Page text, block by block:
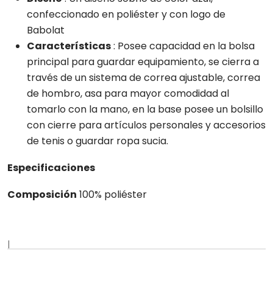
confeccionado en poliéster y con logo de
Babolat
Características: Posee capacidad en la bolsa
principal para guardar equipamiento, se cierra a
través de un sistema de correa ajustable, correa
de hombro, asa para mayor comodidad al
tomarlo con la mano, en la base posee un bolsillo
con cierre para artículos personales y accesorios
de tenis o guardar ropa sucia.
Especificaciones
Composición 100% poliéster
|